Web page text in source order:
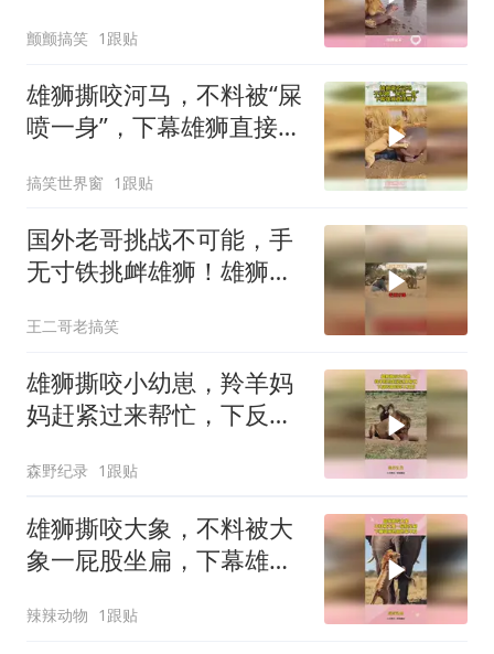
颤颤搞笑 1跟贴
雄狮撕咬河马，不料被“屎
喷一身”，下幕雄狮直接懵
搞笑世界窗 1跟贴
国外老哥挑战不可能，手
无寸铁挑衅雄狮！雄狮居
王二哥老搞笑
雄狮撕咬小幼崽，羚羊妈
妈赶紧过来帮忙，下反转
森野纪录 1跟贴
雄狮撕咬大象，不料被大
象一屁股坐扁，下幕雄狮
辣辣动物 1跟贴